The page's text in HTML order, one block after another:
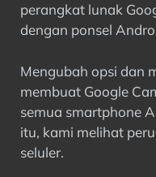
perangkat lunak
dengan ponsel
Mengubah opsi dan
membuat Google
semua smartphone
itu, kami melihat
seluler.